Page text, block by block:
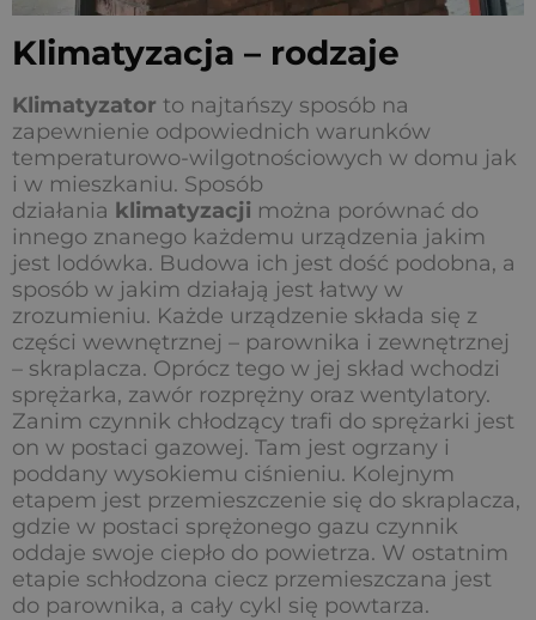
Klimatyzacja – rodzaje
Klimatyzator to najtańszy sposób na
zapewnienie odpowiednich warunków
temperaturowo-wilgotnościowych w domu jak
i w mieszkaniu. Sposób
działania klimatyzacji można porównać do
innego znanego każdemu urządzenia jakim
jest lodówka. Budowa ich jest dość podobna, a
sposób w jakim działają jest łatwy w
zrozumieniu. Każde urządzenie składa się z
części wewnętrznej – parownika i zewnętrznej
– skraplacza. Oprócz tego w jej skład wchodzi
sprężarka, zawór rozprężny oraz wentylatory.
Zanim czynnik chłodzący trafi do sprężarki jest
on w postaci gazowej. Tam jest ogrzany i
poddany wysokiemu ciśnieniu. Kolejnym
etapem jest przemieszczenie się do skraplacza,
gdzie w postaci sprężonego gazu czynnik
oddaje swoje ciepło do powietrza. W ostatnim
etapie schłodzona ciecz przemieszczana jest
do parownika, a cały cykl się powtarza.